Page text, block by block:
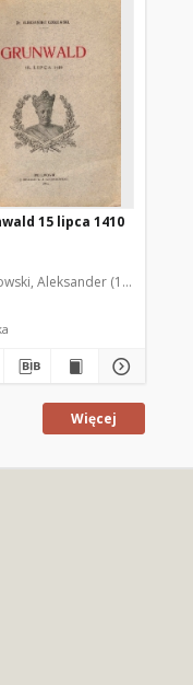
Ryt.
15 lipca 1410
Aleksander (1865-1944)
Więcej